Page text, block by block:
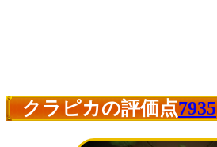
クラピカの評価点7935